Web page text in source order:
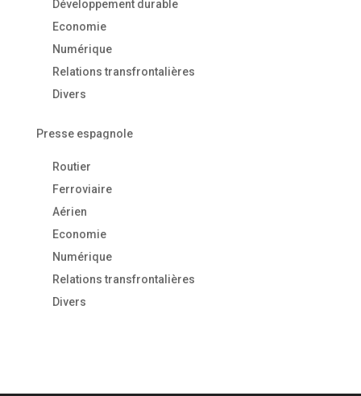
Développement durable
Economie
Numérique
Relations transfrontalières
Divers
Presse espagnole
Routier
Ferroviaire
Aérien
Economie
Numérique
Relations transfrontalières
Divers